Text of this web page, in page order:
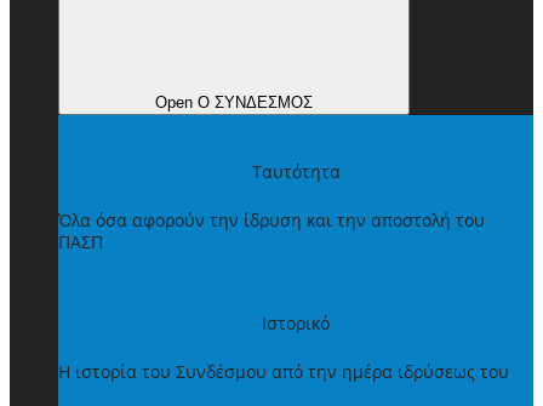
Open Ο ΣΥΝΔΕΣΜΟΣ
Ταυτότητα
Όλα όσα αφορούν την ίδρυση και την αποστολή του
ΠΑΣΠ
Ιστορικό
Η ιστορία του Συνδέσμου από την ημέρα ιδρύσεως του